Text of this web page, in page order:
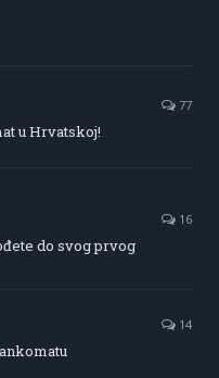
77
u Hrvatskoj!
16
do svog prvog
14